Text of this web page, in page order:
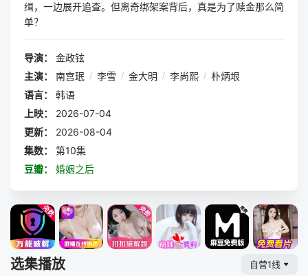
缉，一边展开追查。但离奇绑架案背后，真是为了赎金那么简
单？
导演：
金政铉
主演：
南宫珉 / 李雪 / 金大明 / 李尚熙 / 朴炳垠
语言：
韩语
上映：
2026-07-04
更新：
2026-08-04
集数：
第10集
豆瓣：
婚姻之后
选集播放 自营1线